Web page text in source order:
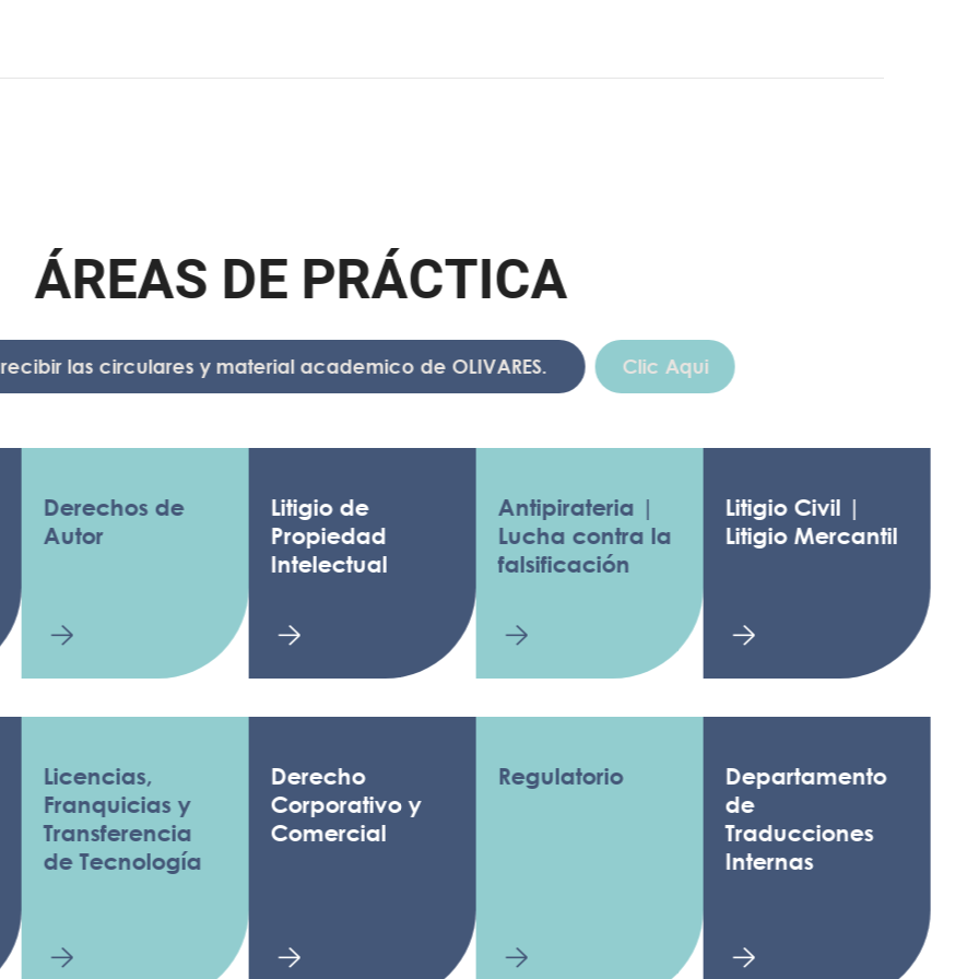
REAS DE PRÁCTICA
las circulares y material academico de OLIVARES. Clic Aqui
Derechos de
Autor
Litigio de
Propiedad
Intelectual
Antipirateria |
Lucha contra la
falsificación
Litigio Civil |
Litigio Mercantil
Licencias,
Franquicias y
Transferencia
de Tecnología
Derecho
Corporativo y
Comercial
Regulatorio
Departamento
Traducciones
Internas